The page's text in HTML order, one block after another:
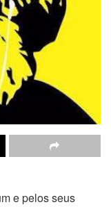
e pelos seus